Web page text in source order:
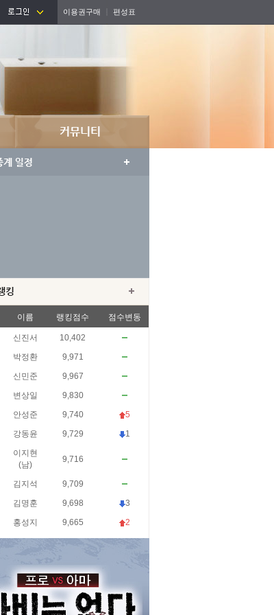
이용권구매 편성표
이름 랭킹점수 점수변동
신진서
10,402
박정환
9,971
신민준
9,967
변상일
9,830
안성준
9,740
5
강동윤
9,729
1
이지현
(남)
9,716
김지석
9,709
김명훈
9,698
3
홍성지
9,665 2